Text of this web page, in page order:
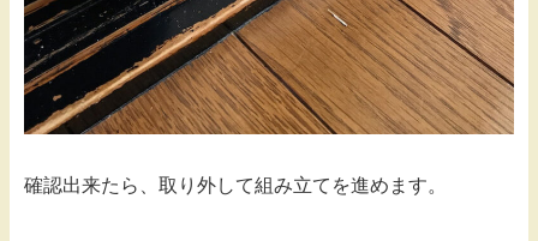
確認出来たら、取り外して組み立てを進めます。